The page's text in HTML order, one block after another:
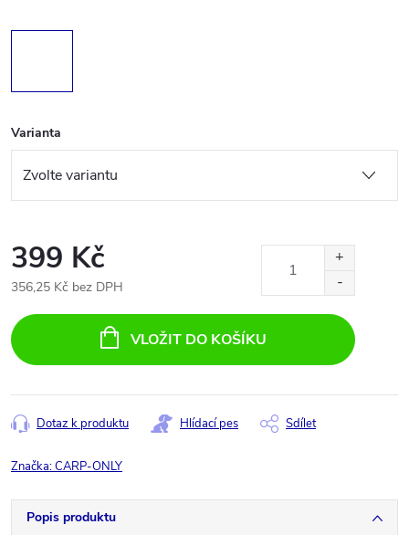
Varianta
399 Kč
356,25 Kč bez DPH
cena:
VLOŽIT DO KOŠÍKU
Dotaz k produktu Hlídací pes Sdílet
Značka:CARP-ONLY
Popis produktu